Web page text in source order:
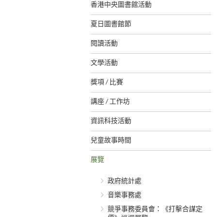
香港中央圖書館活動
夏日圖書館節
閱讀活動
文學活動
獎項 / 比賽
講座 / 工作坊
資訊科技活動
兒童故事時間
展覽
政府統計處
音樂事務處
競爭事務委員會：《打擊合謀定